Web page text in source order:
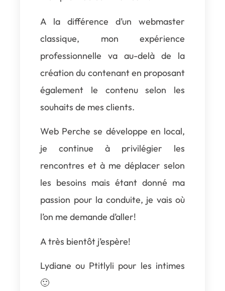
A la différence d’un webmaster
classique, mon expérience
professionnelle va au-delà de la
création du contenant en proposant
également le contenu selon les
souhaits de mes clients.
Web Perche se développe en local,
je continue à privilégier les
rencontres et à me déplacer selon
les besoins mais étant donné ma
passion pour la conduite, je vais où
l’on me demande d’aller!
A très bientôt j’espère!
Lydiane ou Ptitlyli pour les intimes
🙂